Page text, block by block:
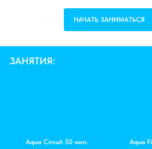
НАЧАТЬ ЗАНИМАТЬСЯ
ЗАНЯТИЯ:
Aqua Circuit 50 мин. Aqua